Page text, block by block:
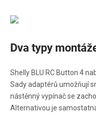
Dva typy
Shelly BLU RC Button 4
Sady adaptérů umožňují
nástěnný vypínač se
Alternativou je